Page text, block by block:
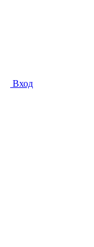
Вход